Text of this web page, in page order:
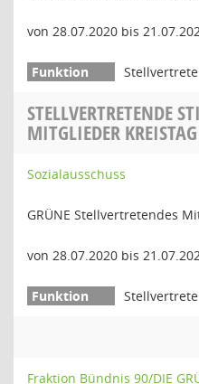
von 28.07.2020 bis
STELLVERTRETENDE
MITGLIEDER KREISTAG
Sozialausschuss
GRÜNE Stellvertretendes
von 28.07.2020 bis
Fraktion Bündnis 90/DIE